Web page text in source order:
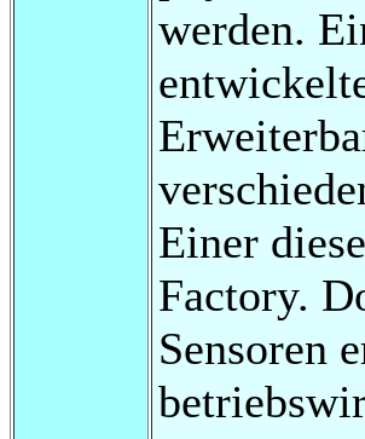
werden.
Einer
Factory.
Sensoren